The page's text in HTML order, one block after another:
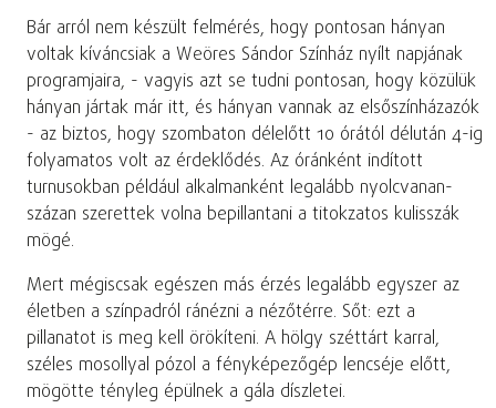
Bár arról nem készült felmérés, hogy pontosan hányan
voltak kíváncsiak a Weöres Sándor Színház nyílt napjának
programjaira, - vagyis azt se tudni pontosan, hogy közülük
hányan jártak már itt, és hányan vannak az elsőszínházazók
- az biztos, hogy szombaton délelőtt 10 órától délután 4-ig
folyamatos volt az érdeklődés. Az óránként indított
turnusokban például alkalmanként legalább nyolcvanan-
százan szerettek volna bepillantani a titokzatos kulisszák
mögé.
Mert mégiscsak egészen más érzés legalább egyszer az
életben a színpadról ránézni a nézőtérre. Sőt: ezt a
pillanatot is meg kell örökíteni. A hölgy széttárt karral,
széles mosollyal pózol a fényképezőgép lencséje előtt,
mögötte tényleg épülnek a gála díszletei.